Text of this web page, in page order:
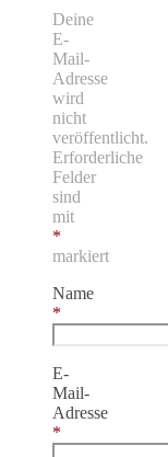
Deine
E-
Mail-
Adresse
wird
nicht
veröffentlicht.
Erforderliche
Felder
sind
mit
*
markiert
Name
*
E-
Mail-
Adresse
*